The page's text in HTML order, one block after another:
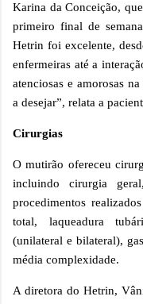
Karina da Conceição,
primeiro final de
Hetrin foi excelente,
enfermeiras até a
atenciosas e amorosas
a desejar”, relata a
Cirurgias
O mutirão ofereceu
incluindo cirurgia
procedimentos
total, laqueadura
(unilateral e bilateral),
média complexidade.
A diretora do Hetrin,